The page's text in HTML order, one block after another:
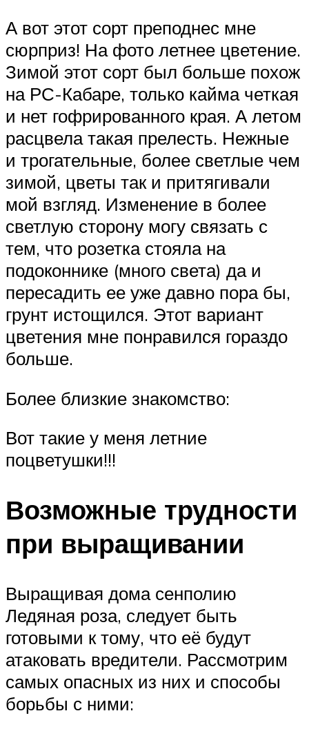
А вот этот сорт преподнес мне
сюрприз! На фото летнее цветение.
Зимой этот сорт был больше похож
на РС-Кабаре, только кайма четкая
и нет гофрированного края. А летом
расцвела такая прелесть. Нежные
и трогательные, более светлые чем
зимой, цветы так и притягивали
мой взгляд. Изменение в более
светлую сторону могу связать с
тем, что розетка стояла на
подоконнике (много света) да и
пересадить ее уже давно пора бы,
грунт истощился. Этот вариант
цветения мне понравился гораздо
больше.
Более близкие знакомство:
Вот такие у меня летние
поцветушки!!!
Возможные трудности
при выращивании
Выращивая дома сенполию
Ледяная роза, следует быть
готовыми к тому, что её будут
атаковать вредители. Рассмотрим
самых опасных из них и способы
борьбы с ними: